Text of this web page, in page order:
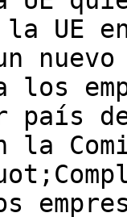
la
país
la